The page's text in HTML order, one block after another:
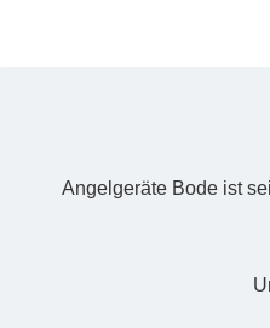
Angelgeräte Bode ist